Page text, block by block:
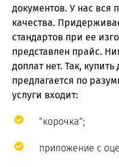
документов. У нас вся
качества.
стандартов при ее
представлен прайс.
доплат нет. Так,
предлагается по
услуги входит:
"корочка";
приложение с